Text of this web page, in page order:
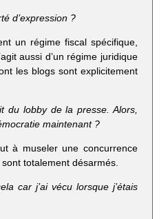
d’expression ?
un régime fiscal spécifique,
aussi d’un régime juridique
les blogs sont explicitement
du lobby de la presse. Alors,
maintenant ?
à museler une concurrence
totalement désarmés.
car j’ai vécu lorsque j’étais